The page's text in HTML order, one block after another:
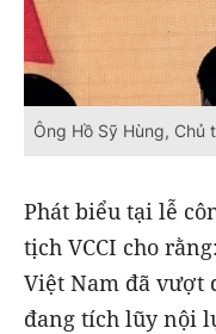
Ông Hồ Sỹ Hùng, Chủ
Phát biểu tại lễ
tịch VCCI cho
Việt Nam đã vượt
đang tích lũy nội